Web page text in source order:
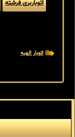
اتوباربری فرشته
اتوبار الهیه